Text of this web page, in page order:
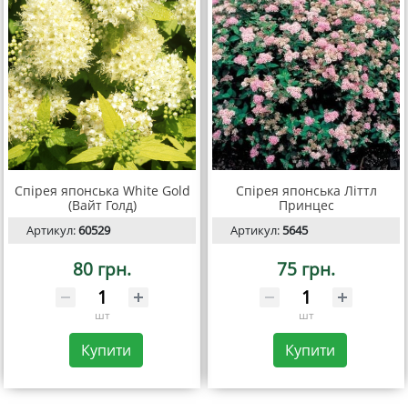
Спірея японська White Gold
(Вайт Голд)
Артикул:60529
80 грн.
шт
Купити
Спірея японська Літтл
Принцес
Артикул:5645
75 грн.
шт
Купити